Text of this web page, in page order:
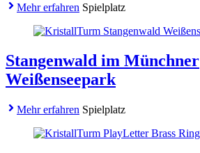
Mehr erfahren Spielplatz
Stangenwald im Münchner
Weißenseepark
Mehr erfahren Spielplatz